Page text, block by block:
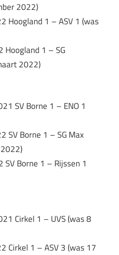
2022)
Hoogland 1 – ASV 1 (was
Hoogland 1 – SG
2022)
SV Borne 1 – ENO 1
SV Borne 1 – SG Max
Borne 1 – Rijssen 1
Cirkel 1 – UVS (was 8
Cirkel 1 – ASV 3 (was 17